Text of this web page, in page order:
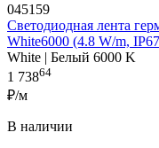
045159
Светодиодная лента
White6000 (4.8 W/m,
White | Белый 6000 K
1 73864
₽/м
В наличии